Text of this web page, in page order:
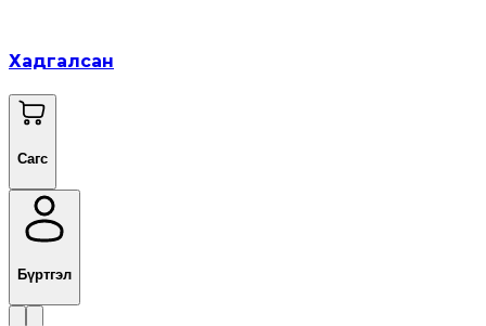
Хадгалсан
Сагс
Бүртгэл